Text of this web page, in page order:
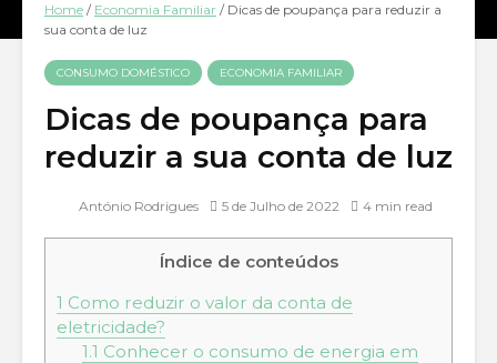
Home / Economia Familiar / Dicas de poupança para reduzir a
sua conta de luz
CONSUMO DOMÉSTICO ECONOMIA FAMILIAR
Dicas de poupança para
reduzir a sua conta de luz
António Rodrigues 5 de Julho de 2022 4 min read
Índice de conteúdos
1 Como reduzir o valor da conta de
eletricidade?
1.1 Conhecer o consumo de energia em